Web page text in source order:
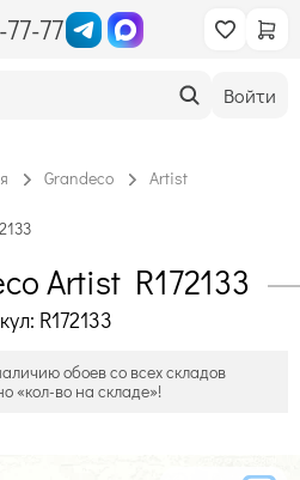
77
Войти
Grandeco Artist
Artist R172133
R172133
обоев со всех складов
«кол-во на складе»!